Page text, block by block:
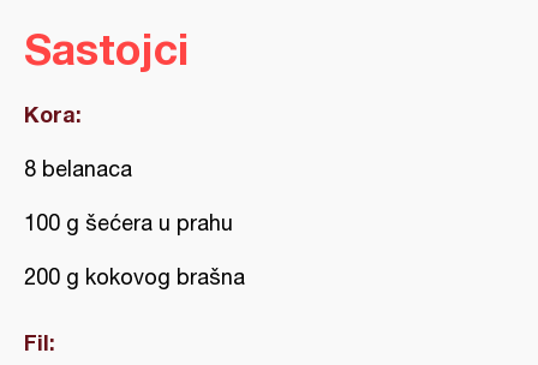
Sastojci
Kora:
8 belanaca
100 g šećera u prahu
200 g kokovog brašna
Fil: